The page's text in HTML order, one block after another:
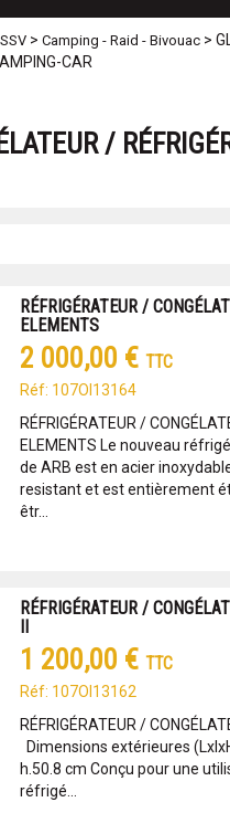
> Camping - Raid - Bivouac >
CAR
/
RÉFRIGÉRATEUR /
ELEMENTS
2 000,00 € TTC
Réf: 107OI13164
RÉFRIGÉRATEUR /
ELEMENTS Le nouveau
de ARB est en acier
resistant et est entièrement
êtr...
RÉFRIGÉRATEUR /
II
1 200,00 € TTC
Réf: 107OI13162
RÉFRIGÉRATEUR /
Dimensions extérieures
h.50.8 cm Conçu pour une
réfrigé...